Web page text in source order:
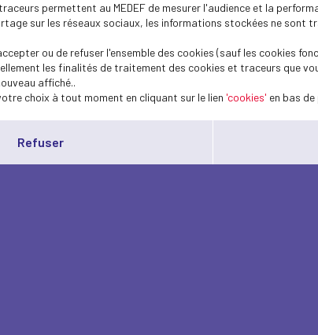
permettent au MEDEF de mesurer l'audience et la
sur les réseaux sociaux, les informations stockées ne
ou de refuser l'ensemble des cookies (sauf les cookies
les finalités de traitement des cookies et traceurs que
affiché..
choix à tout moment en cliquant sur le lien 'cookies' en bas de
Refuser